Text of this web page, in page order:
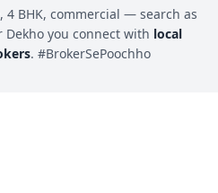
4 BHK, commercial — search as
Dekho you connect with local
. #BrokerSePoochho